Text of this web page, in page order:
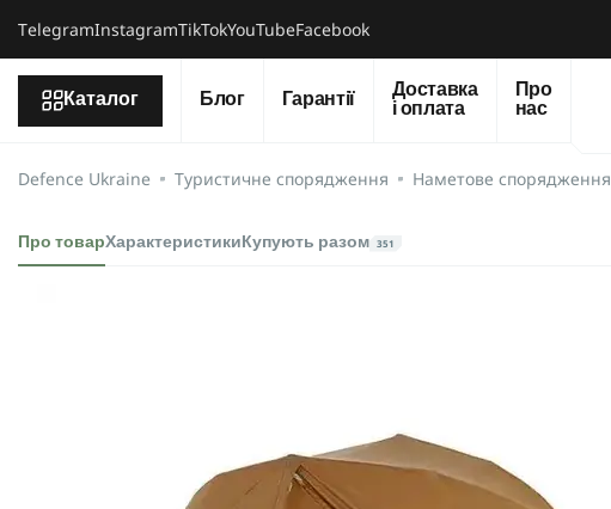
ТelegramInstagramTikTokYouTubeFacebook
Каталог Блог Гарантії
Доставка
і оплата
Про
нас
Defence Ukraine Туристичне спорядження Наметове спорядження
Про товарХарактеристики Купують разом 351